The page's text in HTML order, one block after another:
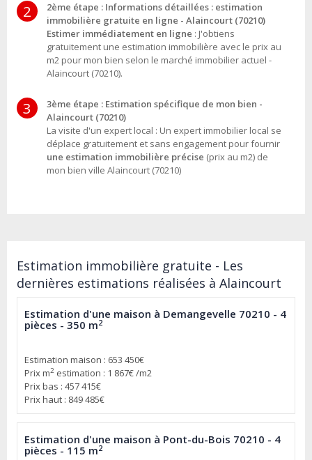
2
2ème étape : Informations détaillées : estimation
immobilière gratuite en ligne - Alaincourt (70210)
Estimer immédiatement en ligne : J'obtiens
gratuitement une estimation immobilière avec le prix au
m2 pour mon bien selon le marché immobilier actuel -
Alaincourt (70210).
3
3ème étape : Estimation spécifique de mon bien -
Alaincourt (70210)
La visite d'un expert local : Un expert immobilier local se
déplace gratuitement et sans engagement pour fournir
une estimation immobilière précise (prix au m2) de
mon bien ville Alaincourt (70210)
Estimation immobilière gratuite - Les
dernières estimations réalisées à Alaincourt
Estimation d'une maison à Demangevelle 70210 - 4
pièces - 350 m2
Estimation maison : 653 450€
Prix m2 estimation : 1 867€ /m2
Prix bas : 457 415€
Prix haut : 849 485€
Estimation d'une maison à Pont-du-Bois 70210 - 4
pièces - 115 m2